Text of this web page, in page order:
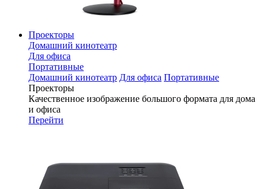
Проекторы
Домашний кинотеатр
Для офиса
Портативные
Домашний кинотеатр Для офиса Портативные
Проекторы
Качественное изображение большого формата для дома
и офиса
Перейти